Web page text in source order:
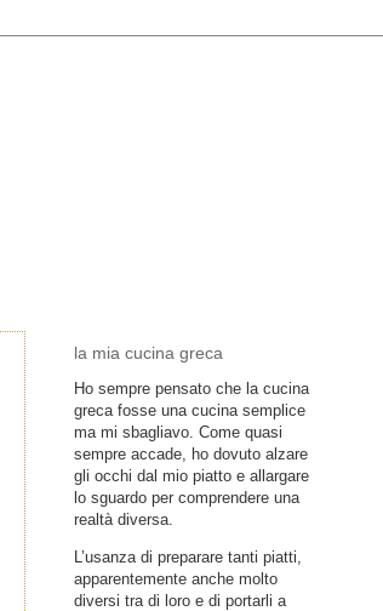
la mia cucina greca
Ho sempre pensato che la cucina
greca fosse una cucina semplice
ma mi sbagliavo. Come quasi
sempre accade, ho dovuto alzare
gli occhi dal mio piatto e allargare
lo sguardo per comprendere una
realtà diversa.
L’usanza di preparare tanti piatti,
apparentemente anche molto
diversi tra di loro e di portarli a